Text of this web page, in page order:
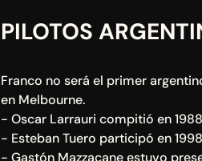
PILOTOS
Franco no será el primer
en Melbourne.
- Oscar Larrauri compitió en
- Esteban Tuero participó en
- Gastón Mazzacane estuvo